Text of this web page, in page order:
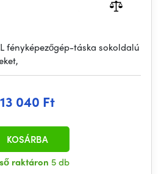
fényképezőgép-táska sokoldalú
13 040 Ft
raktáron 5 db
KOSÁRBA